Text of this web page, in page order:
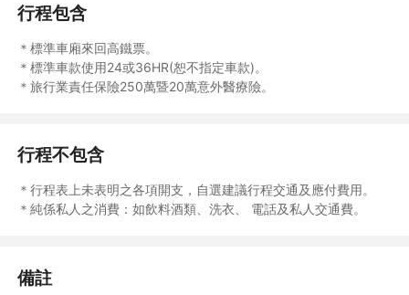
價補足差額。若辦理日期或車次變更，須於出發日前一天將車票送
3. 去回程車票，不得做單程退票，套裝車票一經開票不可變更張
數、起迄站，請優先選定高鐵班次，避免影響您車票的使用權益。
4. 旅客持本行程專案優惠車票於乘車途中如有補票需求時，其補票
預定車班如遇客滿將改訂前後2小時內班次，造成不便，敬請見
6.年滿65歲以上或符合愛心票資格者，可選擇『資深公民』訂購。
7.年滿0-5歲可購買嬰兒價【僅含保險】。
票】。◎【如訂購選擇『兒童不佔床』僅提供高鐵來回票及保險，
如現場接送及飯店相關規定費用敬請自理】
行程包含
＊標準車廂來回高鐵票。
＊標準車款使用24或36HR(恕不指定車款)。
＊旅行業責任保險250萬暨20萬意外醫療險。
行程不包含
＊行程表上未表明之各項開支，自選建議行程交通及應付費用。
＊純係私人之消費：如飲料酒類、洗衣、 電話及私人交通費。
備註